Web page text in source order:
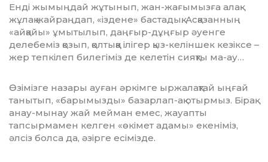
Енді жымыңдай жұтынып, жан-жағымызға алақ-
жұлақ жайраңдап, «іздене» бастадық. Асқазанның
«ай­қайы» ұмытылып, даңғыр-дұңғыр әуенге
делебеміз қозып, қолтыққа ілігер қыз-келіншек кезіксе –
жер теп­кілеп билегіміз де келетін сияқты ма-ау…
Өзімізге назары ауған әркімге ыржалақтай ыңғай
танытып, «барымызды» базарлап-ақ отырмыз. Бірақ
анау-мынау жай мейман емес, жа­уапты
тапсырмамен келген «өкімет адамы» екеніміз,
әлсіз болса да, әзір­ге есімізде.